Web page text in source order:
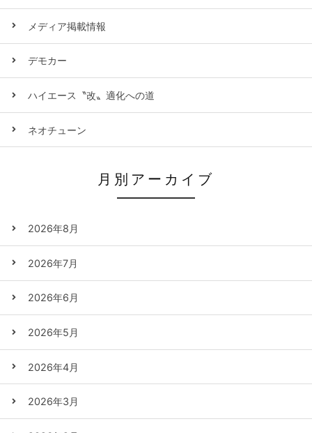
メディア掲載情報
デモカー
ハイエース〝改〟適化への道
ネオチューン
月別アーカイブ
2026年8月
2026年7月
2026年6月
2026年5月
2026年4月
2026年3月